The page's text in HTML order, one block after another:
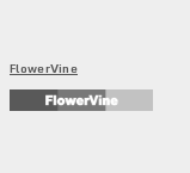
FlowerVine